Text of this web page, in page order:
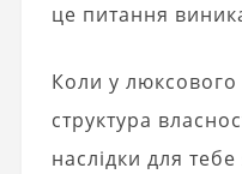
це питання
Коли у
структура
наслідки для